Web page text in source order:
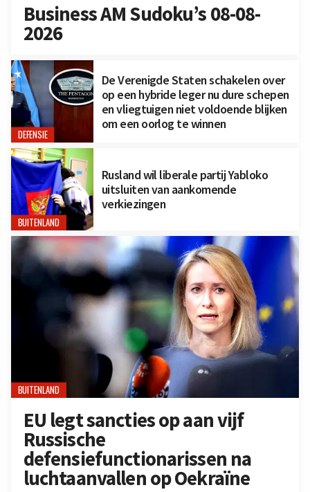
Business AM Sudoku’s 08-08-
2026
DEFENSIE
De Verenigde Staten schakelen over
op een hybride leger nu dure schepen
en vliegtuigen niet voldoende blijken
om een oorlog te winnen
BUITENLAND
Rusland wil liberale partij Yabloko
uitsluiten van aankomende
verkiezingen
BUITENLAND
EU legt sancties op aan vijf
Russische
defensiefunctionarissen na
luchtaanvallen op Oekraïne